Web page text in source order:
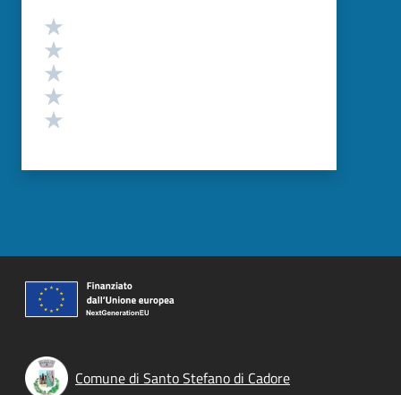
Valutazione
Comune di Santo Stefano di Cadore